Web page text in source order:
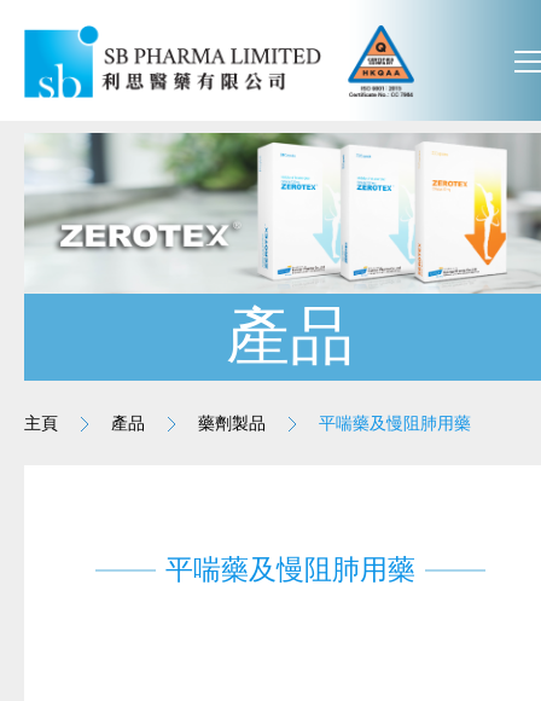
產品
主頁 產品 藥劑製品 平喘藥及慢阻肺用藥
平喘藥及慢阻肺用藥